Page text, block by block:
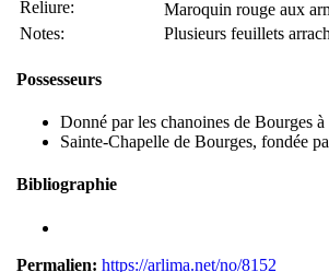
Reliure:
Maroquin rouge aux
Notes:
Plusieurs feuillets
Possesseurs
Donné par les chanoines de Bourges
Sainte-Chapelle de Bourges, fondée
Bibliographie
Permalien: https://arlima.net/no/8152